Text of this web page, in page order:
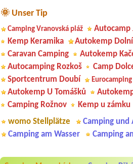
🌞 Unser Tip
Camping Vranovská pláž
Autocamp
Kemp Keramika
Autokemp
Caravan Camping
Autokemp
Autocamping Rozkoš
Camp
Sportcentrum Doubí
Autokemp U Tomášků
Camping Rožnov
Kemp u zámku
womo Stellplätze
Camping und
Camping am Wasser
Camping